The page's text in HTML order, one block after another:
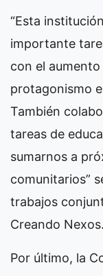
“Esta
importante
con el
protagonismo
También
tareas de
sumarnos a
comunitarios”
trabajos
Creando Nexos.
Por último, la